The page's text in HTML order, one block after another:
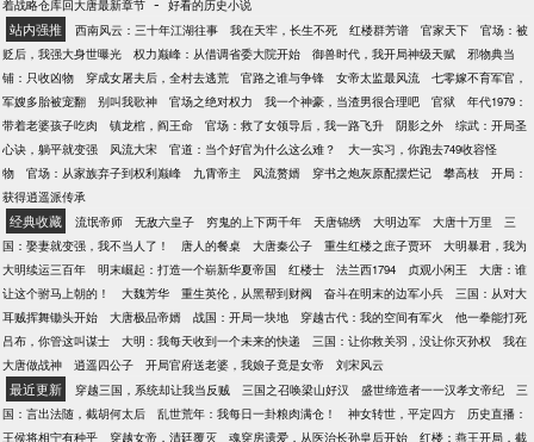
家宗门你们信吗？” 众人拜服，不破不立，果然昊天帝
君的想法不是我们凡人可以参透的。
着战略仓库回大唐最新章节
好看的历史小说
站内强推 西南风云：三十年江湖往事 我在天牢，长生不死 红楼群芳谱 官家天下
官场：被
贬后，我强大身世曝光
权力巅峰：从借调省委大院开始 御兽时代，我开局神级天赋
邪物典当
铺：只收凶物
穿成女屠夫后，全村去逃荒 官路之谁与争锋 女帝太监最风流
七零嫁不育军官，
军嫂多胎被宠翻
别叫我歌神 官场之绝对权力 我一个神豪，当渣男很合理吧 官狱
年代1979：
带着老婆孩子吃肉
镇龙棺，阎王命 官场：救了女领导后，我一路飞升 阴影之外
综武：开局圣
心诀，躺平就变强
风流大宋 官道：当个好官为什么这么难？
大一实习，你跑去749收容怪
物
官场：从家族弃子到权利巅峰 九霄帝主 风流赘婿 穿书之炮灰原配摆烂记 攀高枝
开局：
获得逍遥派传承
经典收藏 流氓帝师 无敌六皇子 穷鬼的上下两千年 天唐锦绣 大明边军 大唐十万里
三
国：娶妻就变强，我不当人了！
唐人的餐桌 大唐秦公子 重生红楼之庶子贾环
大明暴君，我为
大明续运三百年
明末崛起：打造一个崭新华夏帝国 红楼士 法兰西1794 贞观小闲王
大唐：谁
让这个驸马上朝的！
大魏芳华 重生英伦，从黑帮到财阀 奋斗在明末的边军小兵
三国：从对大
耳贼挥舞锄头开始
大唐极品帝婿 战国：开局一块地 穿越古代：我的空间有军火
他一拳能打死
吕布，你管这叫谋士
大明：我每天收到一个未来的快递 三国：让你救关羽，没让你灭孙权
我在
大唐做战神
逍遥四公子 开局官府送老婆，我娘子竟是女帝 刘宋风云
最近更新 穿越三国，系统却让我当反贼 三国之召唤梁山好汉 盛世缔造者一一汉孝文帝纪
三
国：言出法随，截胡何太后
乱世荒年：我每日一卦粮肉满仓！ 神女转世，平定四方
历史直播：
王侯将相宁有种乎
穿越女帝，清廷覆灭 魂穿房遗爱，从医治长孙皇后开始 红楼：燕王开局，截